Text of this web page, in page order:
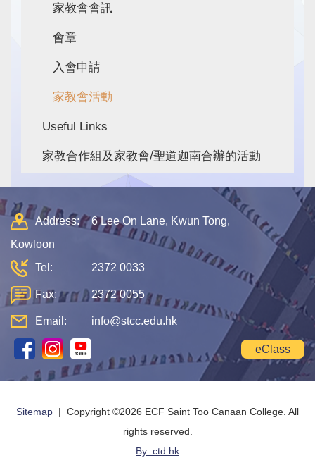
家教會會訊
會章
入會申請
家教會活動
Useful Links
家教合作組及家教會/聖道迦南合辦的活動
Address:
6 Lee On Lane, Kwun Tong,
Kowloon
Tel:
2372 0033
Fax: 2372 0055
Email: info@stcc.edu.hk
eClass
Sitemap | Copyright ©2026 ECF Saint Too Canaan College. All
rights reserved.
By: ctd.hk